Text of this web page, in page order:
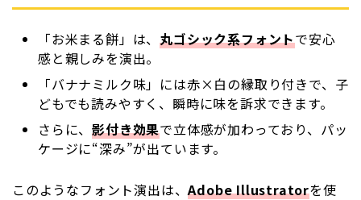
「お米まる餅」は、丸ゴシック系フォントで安心
感と親しみを演出。
「バナナミルク味」には赤×白の縁取り付きで、子
どもでも読みやすく、瞬時に味を訴求できます。
さらに、影付き効果で立体感が加わっており、パッ
ケージに“深み”が出ています。
このようなフォント演出は、Adobe Illustratorを使